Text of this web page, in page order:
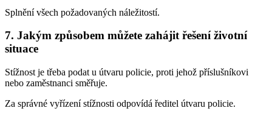
Splnění všech požadovaných náležitostí.
7. Jakým způsobem můžete zahájit řešení životní
situace
Stížnost je třeba podat u útvaru policie, proti jehož příslušníkovi
nebo zaměstnanci směřuje.
Za správné vyřízení stížnosti odpovídá ředitel útvaru policie.